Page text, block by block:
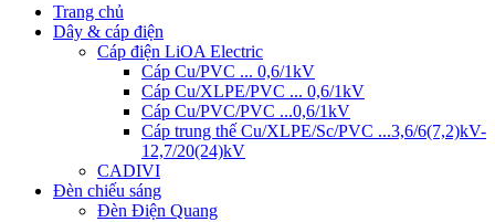
Trang chủ
Dây & cáp điện
Cáp điện LiOA Electric
Cáp Cu/PVC ... 0,6/1kV
Cáp Cu/XLPE/PVC ... 0,6/1kV
Cáp Cu/PVC/PVC ...0,6/1kV
Cáp trung thế Cu/XLPE/Sc/PVC ...3,6/6(7,2)kV-
12,7/20(24)kV
CADIVI
Đèn chiếu sáng
Đèn Điện Quang